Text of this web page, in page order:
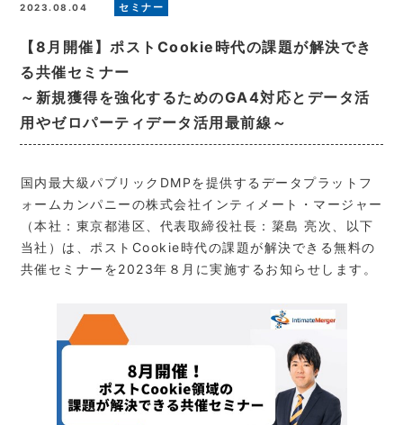
2023.08.04 セミナー
【8月開催】ポストCookie時代の課題が解決でき
る共催セミナー
～新規獲得を強化するためのGA4対応とデータ活
用やゼロパーティデータ活用最前線～
国内最大級パブリックDMPを提供するデータプラットフ
ォームカンパニーの株式会社インティメート・マージャー
（本社：東京都港区、代表取締役社長：簗島 亮次、以下
当社）は、ポストCookie時代の課題が解決できる無料の
共催セミナーを2023年８月に実施するお知らせします。